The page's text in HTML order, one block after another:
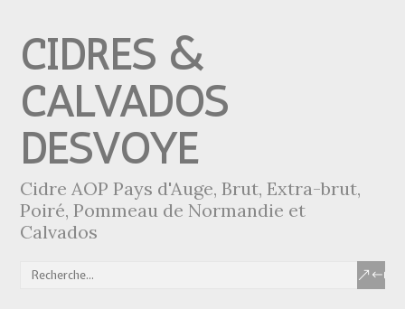
CIDRES &
CALVADOS
DESVOYE
Cidre AOP Pays d'Auge, Brut, Extra-brut,
Poiré, Pommeau de Normandie et
Calvados